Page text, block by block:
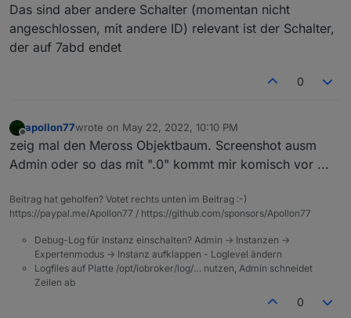
Das sind aber andere Schalter (momentan nicht
angeschlossen, mit andere ID) relevant ist der Schalter,
der auf 7abd endet
0
Offline
apollon77wrote on May 22, 2022, 10:10 PM
last edited by
zeig mal den Meross Objektbaum. Screenshot ausm
Admin oder so das mit ".0" kommt mir komisch vor ...
Beitrag hat geholfen? Votet rechts unten im Beitrag :-)
https://paypal.me/Apollon77 / https://github.com/sponsors/Apollon77
Debug-Log für Instanz einschalten? Admin -> Instanzen ->
Expertenmodus -> Instanz aufklappen - Loglevel ändern
Logfiles auf Platte /opt/iobroker/log/… nutzen, Admin schneidet
Zeilen ab
0